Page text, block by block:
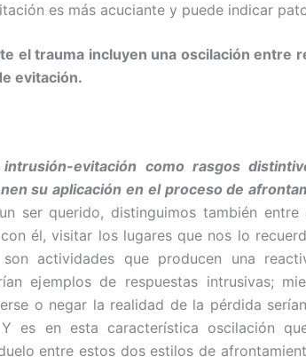
es más acuciante y puede indicar
el trauma incluyen una oscilación entre
evitación.
evitación como rasgos
su aplicación en el proceso de
ser querido, distinguimos también entre
él, visitar los lugares que nos lo
actividades que producen una
ejemplos de respuestas intrusivas;
o negar la realidad de la pérdida
es en esta característica oscilación
entre estos dos estilos de